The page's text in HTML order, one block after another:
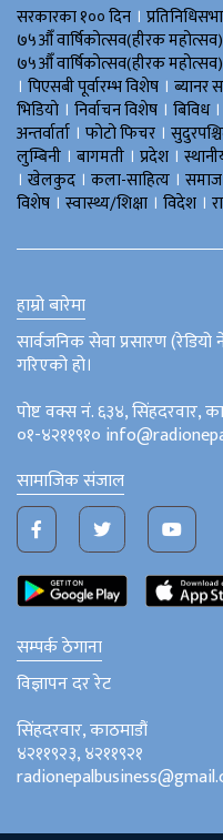
सरकारका १०० दिन ।
७५औँ वार्षिकोत्सव(हीरक
७५औँ वार्षिकोत्सव(हीरक
। पिएसबी पूर्वारम्भ विशेष । ब्यानर
भिडियाे । निर्वाचन विशेष । बिविध।
अन्तर्वार्ता । फोटो फिचर ।
लुम्बिनी । बागमती । प्रदेश ।
। खेलकुद । कला-साहित्य ।
विशेष । स्वास्थ्य/शिक्षा । विदेश ।
हाम्रो बारेमा
सार्वजनिक सेवा प्रसारण (रेडियो
गरिएको हो।
पोष्ट वक्स नं. ६३४, सिंहदरवार,
०१-४२११९१०
सामाजिक संजाल
सम्पर्क ठेगाना
विज्ञापन दर रेट
सिंहदरवार, काठमाडौं
४२११९२३, ४२११९२१